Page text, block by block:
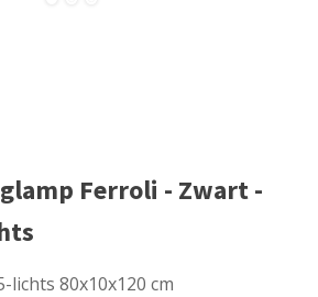
Ferroli - Zwart -
lichts 80x10x120 cm